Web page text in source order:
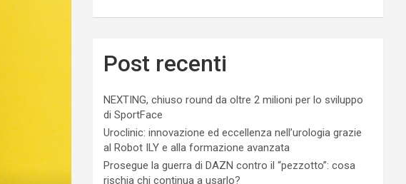
Post recenti
NEXTING, chiuso round da oltre 2 milioni per lo sviluppo
di SportFace
Uroclinic: innovazione ed eccellenza nell’urologia grazie
al Robot ILY e alla formazione avanzata
Prosegue la guerra di DAZN contro il “pezzotto”: cosa
rischia chi continua a usarlo?